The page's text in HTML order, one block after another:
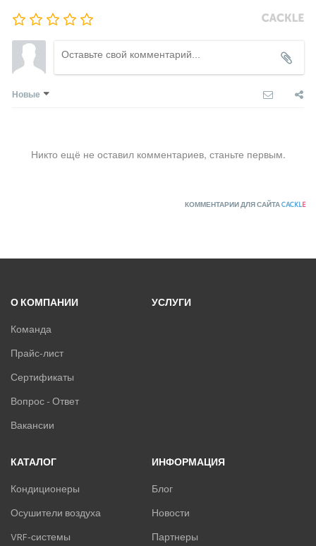
Новые
Никто ещё не оставил комментариев, станьте первым.
КОММЕНТАРИИ ДЛЯ САЙТАCACKLE
О КОМПАНИИ
Команда
Прайс-лист
Сертификаты
Вопрос - Ответ
Вакансии
УСЛУГИ
КАТАЛОГ
Кондиционеры
Осушители воздуха
VRF-системы
ИНФОРМАЦИЯ
Блог
Новости
Партнеры